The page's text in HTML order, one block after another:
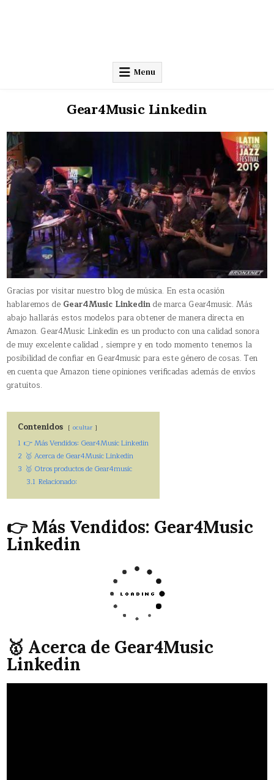
Menu
Gear4Music Linkedin
Gracias por visitar nuestro blog de música. En esta ocasión
hablaremos de Gear4Music Linkedinde marca Gear4music. Más
abajo hallarás estos modelos para obtener de manera directa en
Amazon. Gear4Music Linkedin es un producto con una calidad sonora
de muy excelente calidad , siempre y en todo momento tenemos la
posibilidad de confiar en Gear4music para este género de cosas. Ten
en cuenta que Amazon tiene opiniones verificadas además de envíos
gratuitos.
Contenidos ocultar
1 👉 Más Vendidos: Gear4Music Linkedin
2 🥇 Acerca de Gear4Music Linkedin
3 🥇 Otros productos de Gear4music
3.1 Relacionado:
👉 Más Vendidos: Gear4Music
Linkedin
🥇 Acerca de Gear4Music
Linkedin